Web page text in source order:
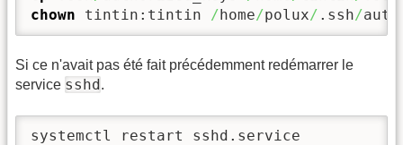
chown tintin:tintin /home/polux/ .ssh/
Si ce n'avait pas été fait précédemment redémarrer le
service sshd .
systemctl restart sshd.service